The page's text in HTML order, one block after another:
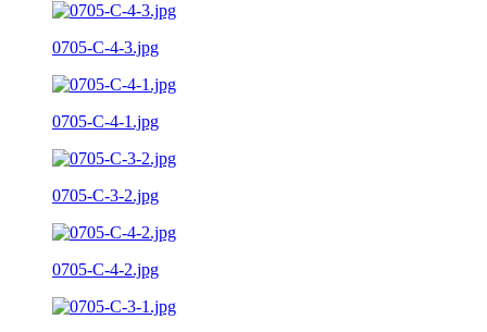
0705-C-4-3.jpg
0705-C-4-1.jpg
0705-C-3-2.jpg
0705-C-4-2.jpg